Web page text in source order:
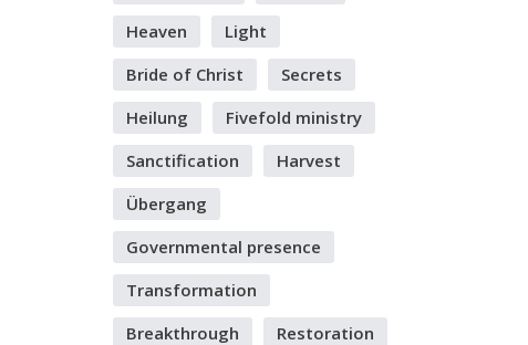
Heaven
Light
Bride of Christ
Secrets
Heilung
Fivefold ministry
Sanctification
Harvest
Übergang
Governmental presence
Transformation
Breakthrough
Restoration